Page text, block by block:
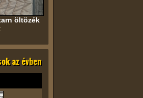
öltözék
az évben